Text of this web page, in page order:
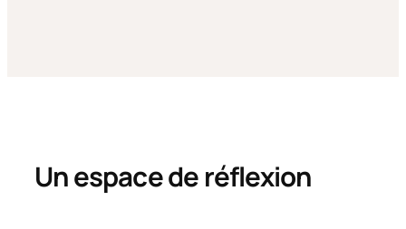
Un espace de réflexion